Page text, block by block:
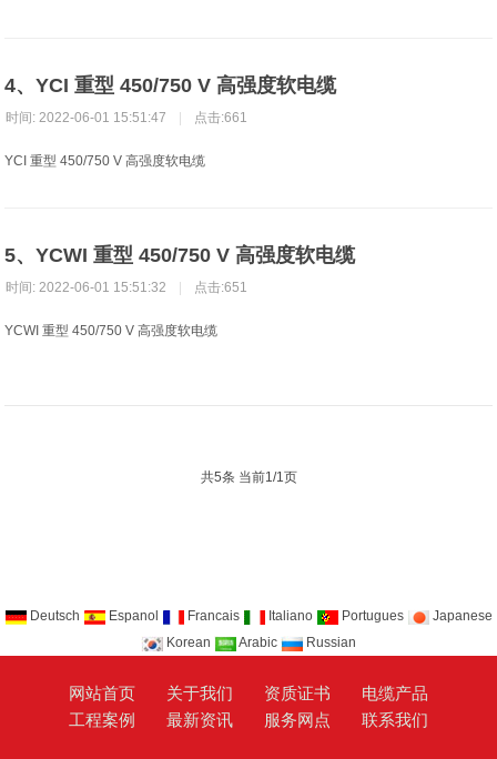
4、YCI 重型 450/750 V 高强度软电缆
间: 2022-06-01 15:51:47 点击:661
YCI 重型 450/750 V 高强度软电缆
5、YCWI 重型 450/750 V 高强度软电缆
间: 2022-06-01 15:51:32 点击:651
YCWI 重型 450/750 V 高强度软电缆
共5条 当前1/1页
Deutsch Espanol Francais Italiano Portugues
Japanese
Korean
Arabic Russian
网站首页 关于我们 资质证书
电缆产品
工程案例
最新资讯 服务网点 联系我们